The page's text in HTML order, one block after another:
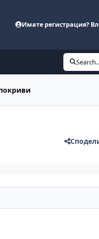
Имате регистрация?